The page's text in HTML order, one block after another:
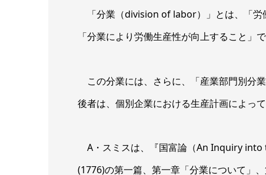
「分業（division of labor）」とは、「労
「分業により労働生産性が向上すること」
この分業には、さらに、「産業部門別分
後者は、個別企業における生産計画によって
A・スミスは、『国富論（An Inquiry
(1776)の第一篇、第一章「分業について」